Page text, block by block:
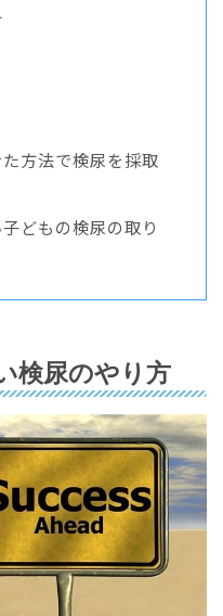
方法で検尿を採取
どもの検尿の取り
検尿のやり方